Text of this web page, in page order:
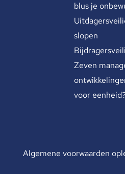
blus je
slopen
Zeven
voor
Algemene voorwaarden